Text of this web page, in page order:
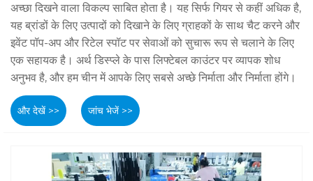
अच्छा दिखने वाला विकल्प साबित होता है। यह सिर्फ गियर से कहीं अधिक है,
यह ब्रांडों के लिए उत्पादों को दिखाने के लिए ग्राहकों के साथ चैट करने और
इवेंट पॉप-अप और रिटेल स्पॉट पर सेवाओं को सुचारू रूप से चलाने के लिए
एक सहायक है। अर्थ डिस्प्ले के पास लिफ्टेबल काउंटर पर व्यापक शोध
अनुभव है, और हम चीन में आपके लिए सबसे अच्छे निर्माता और निर्माता होंगे।
और देखें >> जांच भेजें >>